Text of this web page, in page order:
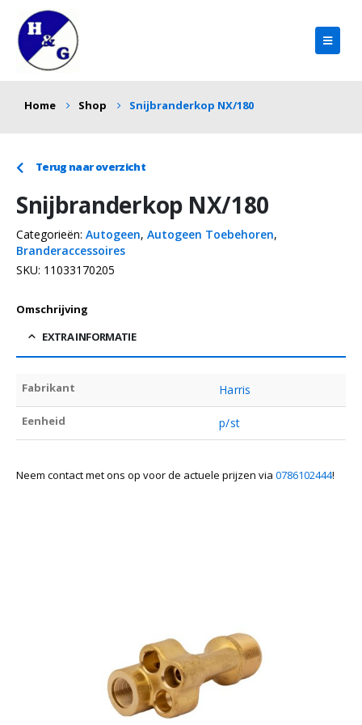
Home Shop Snijbranderkop NX/180
Terug naar overzicht
Snijbranderkop NX/180
SKU: 11033170205
Categorieën: Autogeen, Autogeen Toebehoren,
Branderaccessoires
Omschrijving
EXTRA INFORMATIE
Fabrikant Harris
Eenheid p/st
Neem contact met ons op voor de actuele prijzen via 0786102444!